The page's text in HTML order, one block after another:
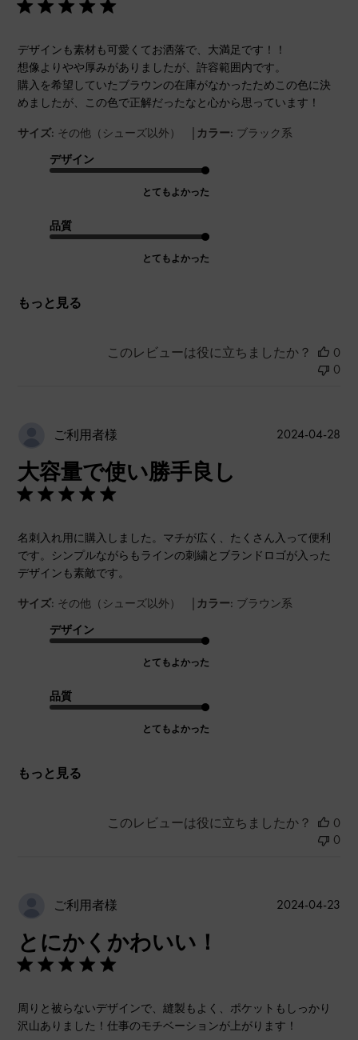
デザインも素材も可愛くてお洒落で、大満足です！！
想像よりやや厚みがありましたが、許容範囲内です。
購入を希望していたブラウンの在庫がなかったためこの色に決
めましたが、この色で正解だったなと心から思っています！
サイズ: その他（シューズ以外） | カラー: ブラック系
デザイン
とてもよかった
品質
とてもよかった
もっと見る
このレビューは役に立ちましたか？
0
0
ご利用者様
大容量で使い勝手良し
名刺入れ用に購入しました。マチが広く、たくさん入って便利
です。シンプルながらもラインの刺繍とブランドロゴが入った
デザインも素敵です。
サイズ: その他（シューズ以外） | カラー: ブラウン系
デザイン
とてもよかった
品質
とてもよかった
もっと見る
公
2024-04-28
このレビューは役に立ちましたか？
0
0
ご利用者様
とにかくかわいい！
周りと被らないデザインで、縫製もよく、ポケットもしっかり
沢山ありました！仕事のモチベーションが上がります！
公
2024-04-23